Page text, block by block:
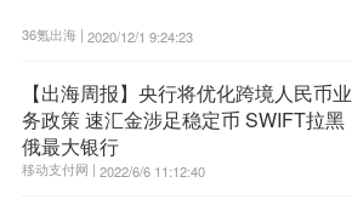
36氪出海 | 2020/12/1 9:24:23
【出海周报】央行将优化跨境人民币业
务政策 速汇金涉足稳定币 SWIFT拉黑
俄最大银行
移动支付网 | 2022/6/6 11:12:40